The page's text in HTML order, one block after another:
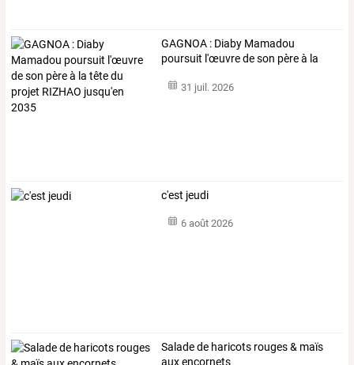
GAGNOA : Diaby Mamadou
poursuit l'œuvredeson pèreà la
31 juil. 2026
c'est jeudi
6 août 2026
Salade de haricots rouges & maïs
aux encornets